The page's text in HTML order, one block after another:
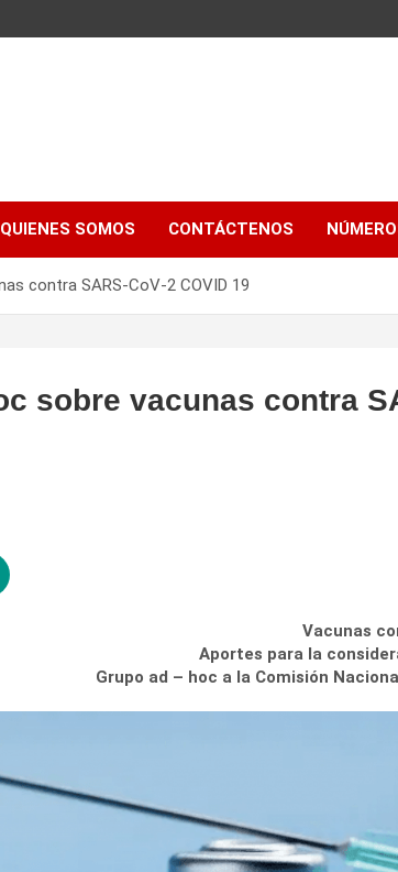
QUIENES SOMOS CONTÁCTENOS
contra SARS-CoV-2 COVID 19
sobre vacunas contra
Vacunas
Aportes para la
Grupo ad – hoc a la Comisión